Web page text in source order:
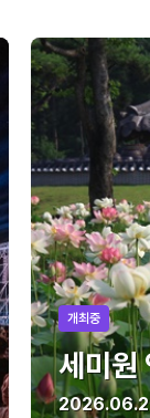
개최중
세미원